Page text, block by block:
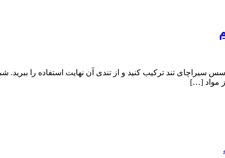
سیراچای تند ترکیب کنید و از تندی آن نهایت استفاده را
مواد […]